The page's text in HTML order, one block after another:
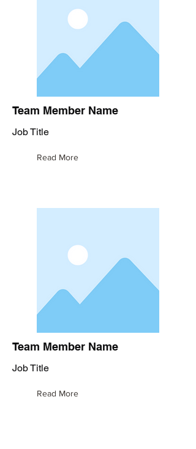
Team Member Name
Job Title
Read More
Team Member Name
Job Title
Read More